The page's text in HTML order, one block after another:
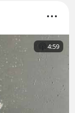
4:59